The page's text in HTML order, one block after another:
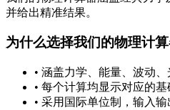
并给出精准结果。
为什么选择我们的物理计算
• 涵盖力学、能量、波动
• 每个计算均显示对应的基
• 采用国际单位制，输入